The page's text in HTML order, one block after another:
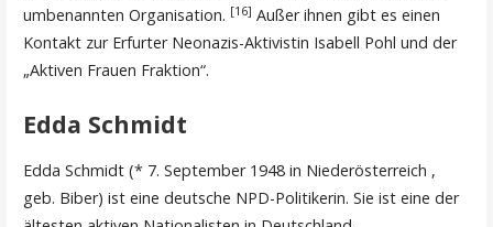
umbenannten Organisation. [16] Außer ihnen gibt es einen
Kontakt zur Erfurter Neonazis-Aktivistin Isabell Pohl und der
„Aktiven Frauen Fraktion“.
Edda Schmidt
Edda Schmidt (* 7. September 1948 in Niederösterreich ,
geb. Biber) ist eine deutsche NPD-Politikerin. Sie ist eine der